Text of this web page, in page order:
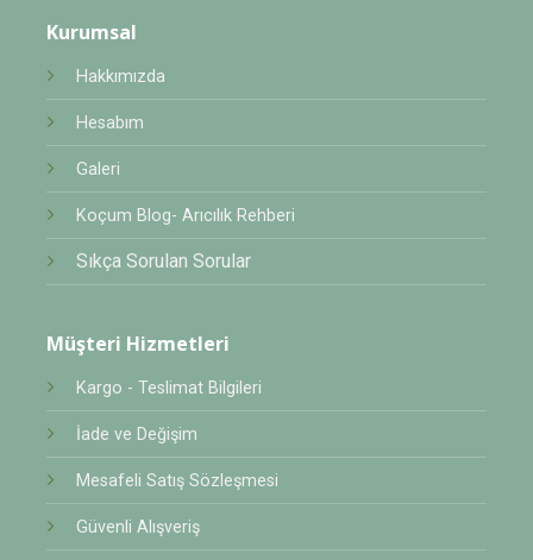
Kurumsal
Hakkımızda
Hesabım
Galeri
Koçum Blog- Arıcılık Rehberi
Sıkça Sorulan Sorular
Müşteri Hizmetleri
Kargo - Teslimat Bilgileri
İade ve Değişim
Mesafeli Satış Sözleşmesi
Güvenli Alışveriş